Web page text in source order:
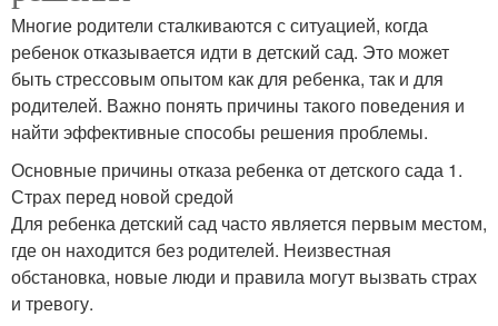
Многие родители сталкиваются с ситуацией, когда
ребенок отказывается идти в детский сад. Это может
быть стрессовым опытом как для ребенка, так и для
родителей. Важно понять причины такого поведения и
найти эффективные способы решения проблемы.
Основные причины отказа ребенка от детского сада 1.
Страх перед новой средой
Для ребенка детский сад часто является первым местом,
где он находится без родителей. Неизвестная
обстановка, новые люди и правила могут вызвать страх
и тревогу.